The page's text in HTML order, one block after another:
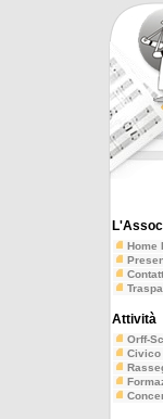
Home
Attività
Orff-
Civico